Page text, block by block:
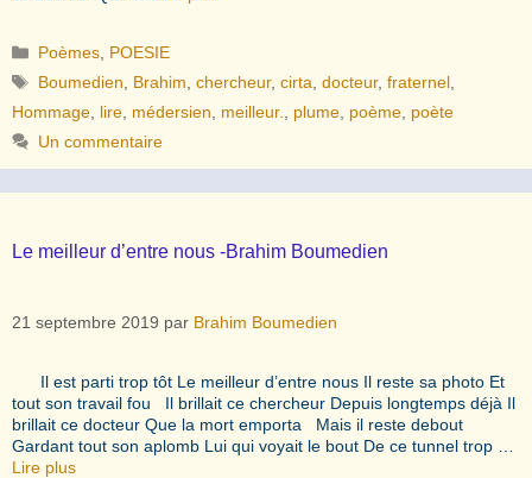
Catégories
Poèmes POESIE
Étiquettes
Boumedien Brahim ,chercheur,cirta ,docteur,fraternel
Hommage lire médersien meilleur. plume poème poète
Un commentaire
Le meilleur d’entre nous -Brahim Boumedien
21 septembre 2019 par Brahim Boumedien
Il est parti trop tôt Le meilleur d’entre nous Il reste sa photo Et
tout son travail fou Il brillait ce chercheur Depuis longtemps déjà Il
brillait ce docteur Que la mort emporta Mais il reste debout
Gardant tout son aplomb Lui qui voyait le bout De ce tunnel trop …
Lire plus